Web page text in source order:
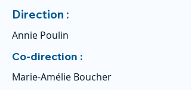
Direction :
Annie Poulin
Co-direction :
Marie-Amélie Boucher